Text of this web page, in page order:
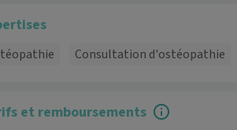
Consultation d'ostéopathie
et remboursements